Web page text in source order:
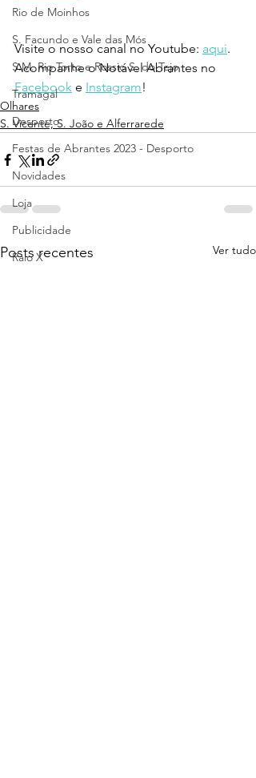
Rio de Moinhos
S. Facundo e Vale das Mós
S.M. Rio Torto e Rossio S. do Tejo
Tramagal
Desporto
Festas de Abrantes 2023 - Desporto
Novidades
Loja
Publicidade
Raio X
Visite o nosso canal no Youtube: aqui.
Acompanhe o Notável Abrantes no
Facebook e Instagram!
Olhares
S. Vicente, S. João e Alferrarede
Posts recentes Ver tudo